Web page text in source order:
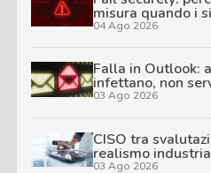
misura quando i
04 Ago 2026
Falla in Outlook:
infettano, non
03 Ago 2026
CISO tra
realismo
03 Ago 2026